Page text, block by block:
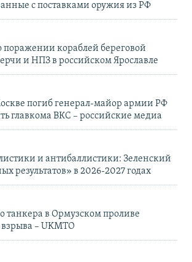
с поставками оружия из РФ
поражении кораблей береговой
и НПЗ в российском Ярославле
погиб генерал-майор армии РФ
главкома ВКС – российские медиа
и антибаллистики: Зеленский
результатов» в 2026-2027 годах
танкера в Ормузском проливе
– UKMTO